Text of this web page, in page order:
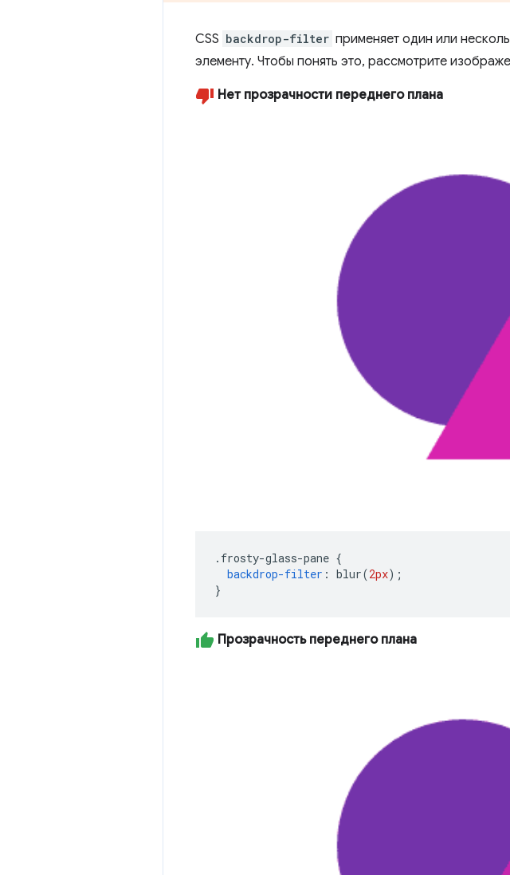
CSS backdrop-filter применяет один или
элементу. Чтобы понять это, рассмотрите
Нет прозрачности переднего плана
. frosty-glass-pane {
backdrop-filter : blur(2px);
}
Прозрачность переднего плана